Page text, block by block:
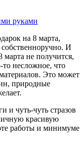
на 8 марта,
И
марта не получится,
несложное, что
Это может
природные
и чуть-чуть стразов
красивую
работы и минимуме